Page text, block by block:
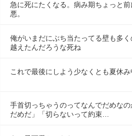
急に死にたくなる。病み期ちょっと
悪。
俺がいまだにぶち当たってる壁も多
越えたんだろうな死ね
これで最後にしよう少なくとも夏休み
手首切っちゃうのってなんでだめな
だめだ」「切らないって約束…